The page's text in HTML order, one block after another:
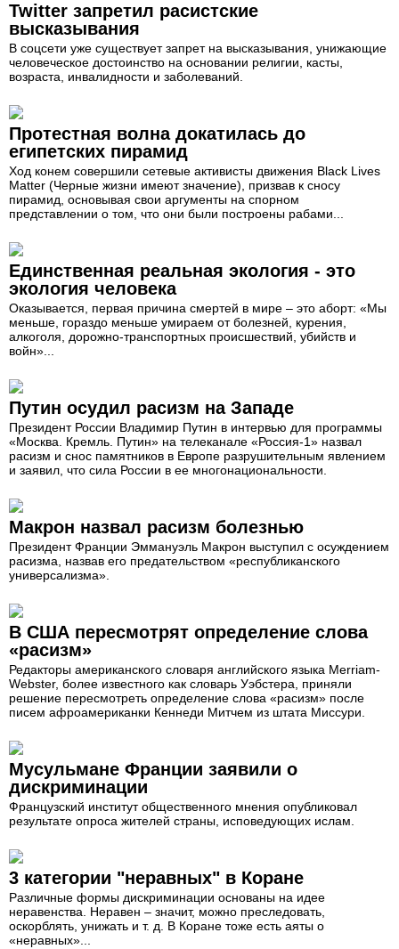
Twitter запретил расистские
высказывания
В соцсети уже существует запрет на высказывания, унижающие
человеческое достоинство на основании религии, касты,
возраста, инвалидности и заболеваний.
Протестная волна докатилась до
египетских пирамид
Ход конем совершили сетевые активисты движения Black Lives
Matter (Черные жизни имеют значение), призвав к сносу
пирамид, основывая свои аргументы на спорном
представлении о том, что они были построены рабами...
Единственная реальная экология - это
экология человека
Оказывается, первая причина смертей в мире – это аборт: «Мы
меньше, гораздо меньше умираем от болезней, курения,
алкоголя, дорожно-транспортных происшествий, убийств и
войн»...
Путин осудил расизм на Западе
Президент России Владимир Путин в интервью для программы
«Москва. Кремль. Путин» на телеканале «Россия-1» назвал
расизм и снос памятников в Европе разрушительным явлением
и заявил, что сила России в ее многонациональности.
Макрон назвал расизм болезнью
Президент Франции Эммануэль Макрон выступил с осуждением
расизма, назвав его предательством «республиканского
универсализма».
В США пересмотрят определение слова
«расизм»
Редакторы американского словаря английского языка Merriam-
Webster, более известного как словарь Уэбстера, приняли
решение пересмотреть определение слова «расизм» после
писем афроамериканки Кеннеди Митчем из штата Миссури.
Мусульмане Франции заявили о
дискриминации
Французский институт общественного мнения опубликовал
результате опроса жителей страны, исповедующих ислам.
3 категории "неравных" в Коране
Различные формы дискриминации основаны на идее
неравенства. Неравен – значит, можно преследовать,
оскорблять, унижать и т. д. В Коране тоже есть аяты о
«неравных»...